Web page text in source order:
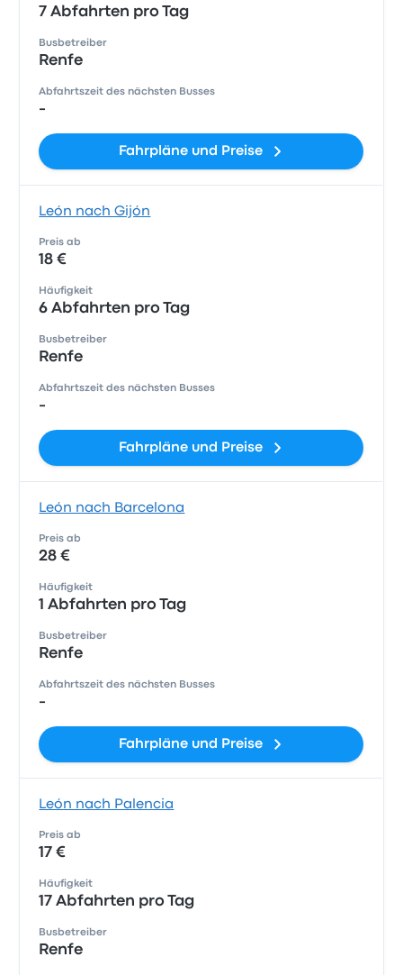
7 Abfahrten pro Tag
Busbetreiber
Renfe
Abfahrtszeit des nächsten Busses
-
Fahrpläne und Preise
León nach Gijón
Preis ab
18 €
Häufigkeit
6 Abfahrten pro Tag
Busbetreiber
Renfe
Abfahrtszeit des nächsten Busses
-
Fahrpläne und Preise
León nach Barcelona
Preis ab
28 €
Häufigkeit
1 Abfahrten pro Tag
Busbetreiber
Renfe
Abfahrtszeit des nächsten Busses
-
Fahrpläne und Preise
León nach Palencia
Preis ab
17 €
Häufigkeit
17 Abfahrten pro Tag
Busbetreiber
Renfe